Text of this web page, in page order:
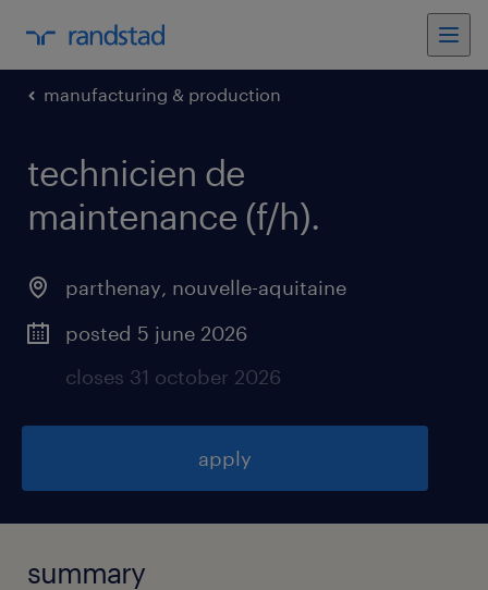
manufacturing & production
technicien de
maintenance (f/h).
parthenay, nouvelle-aquitaine
posted 5 june 2026
closes 31 october 2026
apply
summary